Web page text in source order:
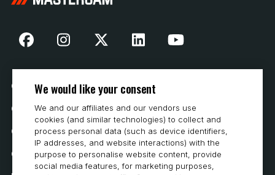
Cookie Preferences
Contattaci
Come acquistare
Carriera
We would like your consent
We and our affiliates and our vendors use
cookies (and similar technologies) to collect and
process personal data (such as device identifiers,
IP addresses, and website interactions) with the
purpose to personalise website content, provide
social media features, for marketing purposes,